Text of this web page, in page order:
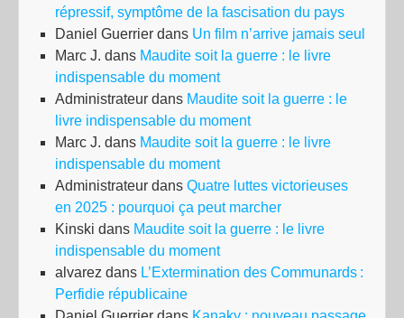
répressif, symptôme de la fascisation du pays
Daniel Guerrier dans Un film n’arrive jamais seul
Marc J. dans Maudite soit la guerre : le livre
indispensable du moment
Administrateur dans Maudite soit la guerre : le
livre indispensable du moment
Marc J. dans Maudite soit la guerre : le livre
indispensable du moment
Administrateur dans Quatre luttes victorieuses
en 2025 : pourquoi ça peut marcher
Kinski dans Maudite soit la guerre : le livre
indispensable du moment
alvarez dans L’Extermination des Communards :
Perfidie républicaine